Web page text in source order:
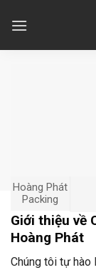
Hoàng Phát
Packing
Giới thiệu về
Hoàng Phát
Chúng tôi tự hào